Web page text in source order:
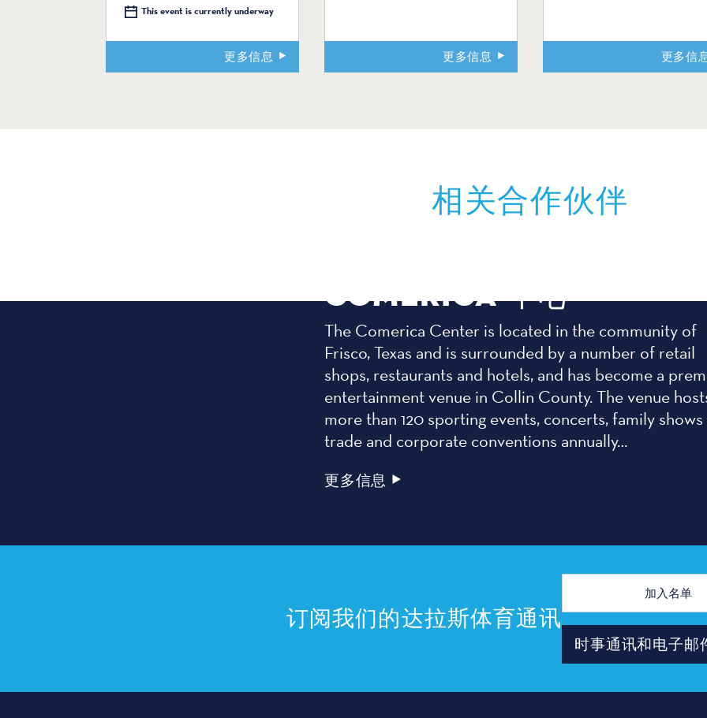
This event is currently underway
更多信息 更多信息 更多信
相关合作伙伴
COMERICA 中心
The Comerica Center is located in the community of
Frisco, Texas and is surrounded by a number of retail
shops, restaurants and hotels, and has become a
entertainment venue in Collin County. The venue
more than 120 sporting events, concerts, family shows
trade and corporate conventions annually…
更多信息
订阅我们的达拉斯体育通讯
电
件
地
时事通讯和电子邮